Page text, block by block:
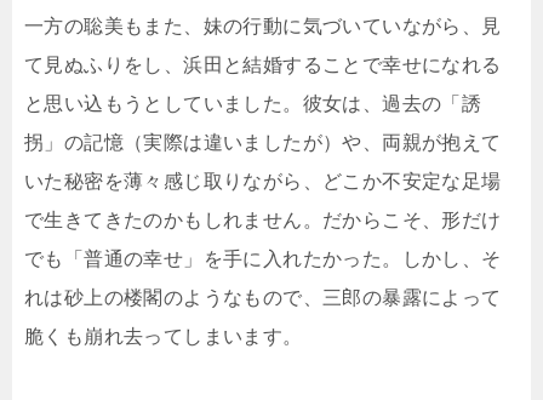
一方の聡美もまた、妹の行動に気づいていながら、見
て見ぬふりをし、浜田と結婚することで幸せになれる
と思い込もうとしていました。彼女は、過去の「誘
拐」の記憶（実際は違いましたが）や、両親が抱えて
いた秘密を薄々感じ取りながら、どこか不安定な足場
で生きてきたのかもしれません。だからこそ、形だけ
でも「普通の幸せ」を手に入れたかった。しかし、そ
れは砂上の楼閣のようなもので、三郎の暴露によって
脆くも崩れ去ってしまいます。